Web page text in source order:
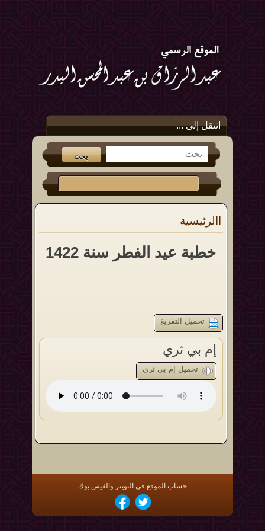
انتقل إلى ...
االرئيسية
خطبة عيد الفطر سنة 1422
تحميل التفريغ
إم بي ثري
تحميل إم بي ثري
حساب الموقع في التويتر والفيس بوك